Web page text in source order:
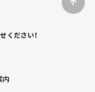
ください！
内